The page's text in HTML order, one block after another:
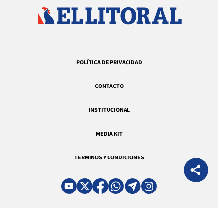
POLÍTICA DE PRIVACIDAD
CONTACTO
INSTITUCIONAL
MEDIA KIT
TERMINOS Y CONDICIONES